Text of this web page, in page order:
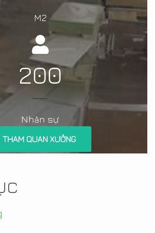
M2
200
Nhân sự
THAM QUAN XƯỞNG